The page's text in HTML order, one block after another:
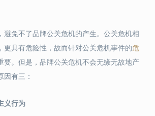
避免不了品牌公关危机的产生。公关危机相
更具有危险性，故而针对公关危机事件的危
要。但是，品牌公关危机不会无缘无故地产
有三：
义行为